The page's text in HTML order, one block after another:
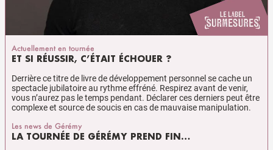
Actuellement en tournée
ET SI RÉUSSIR, C’ÉTAIT ÉCHOUER ?
Derrière ce titre de livre de développement personnel se ​cache un
spectacle jubilatoire au rythme effréné. Respirez avant de venir,
vous n’aurez pas le temps pendant. Déclarer ces derniers peut être
complexe et source de soucis en cas de mauvaise manipulation.
Les news de Gérémy
LA TOURNÉE DE GÉRÉMY PREND FIN…